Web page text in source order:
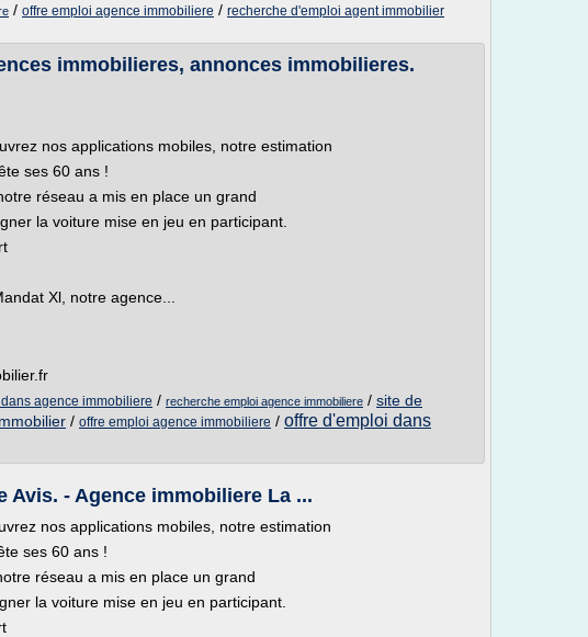
/ offre emploi agence immobiliere / recherche d'emploi agent immobilier
immobilieres, annonces immobilieres.
nos applications mobiles, notre estimation
ses 60 ans !
réseau a mis en place un grand
la voiture mise en jeu en participant.
Xl, notre agence...
agence immobiliere / recherche emploi agence immobiliere / site de
/ offre emploi agence immobiliere / offre d'emploi dans
Avis. - Agence immobiliere La ...
nos applications mobiles, notre estimation
ses 60 ans !
réseau a mis en place un grand
la voiture mise en jeu en participant.